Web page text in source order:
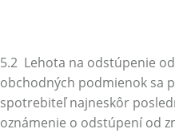
5.2 Lehota na odstúpenie
obchodných podmienok sa
spotrebiteľ najneskôr
oznámenie o odstúpení od